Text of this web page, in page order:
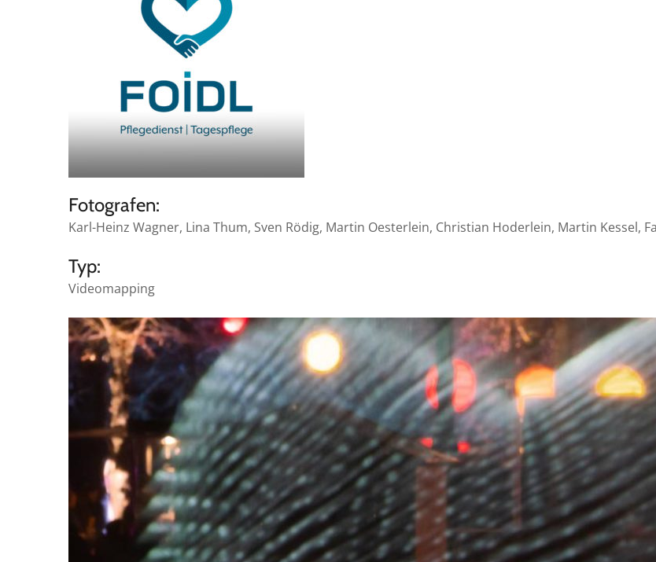
Fotografen:
Karl-Heinz Wagner, Lina Thum, Sven Rödig, Martin Oesterlein, Christian Hoderlein, Martin Kessel,
Typ:
Videomapping